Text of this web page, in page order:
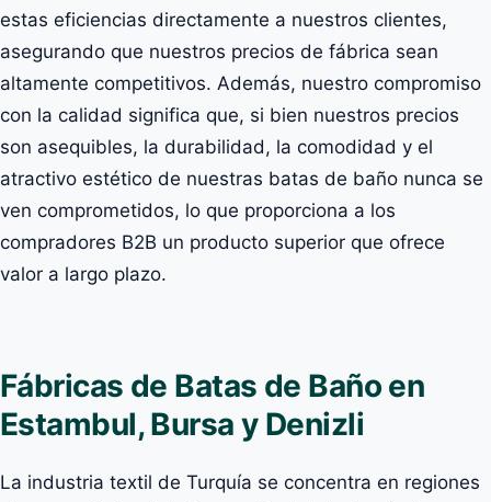
estas eficiencias directamente a nuestros clientes,
asegurando que nuestros precios de fábrica sean
altamente competitivos. Además, nuestro compromiso
con la calidad significa que, si bien nuestros precios
son asequibles, la durabilidad, la comodidad y el
atractivo estético de nuestras batas de baño nunca se
ven comprometidos, lo que proporciona a los
compradores B2B un producto superior que ofrece
valor a largo plazo.
Fábricas de Batas de Baño en
Estambul, Bursa y Denizli
La industria textil de Turquía se concentra en regiones